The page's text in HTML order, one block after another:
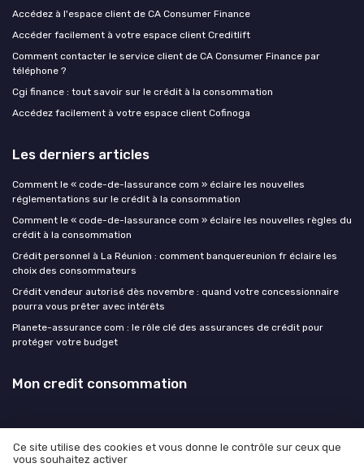
Accédez à l'espace client de CA Consumer Finance
Accéder facilement à votre espace client Creditlift
Comment contacter le service client de CA Consumer Finance par
téléphone ?
Cgi finance : tout savoir sur le crédit à la consommation
Accédez facilement à votre espace client Cofinoga
Les derniers articles
Comment le « code-de-lassurance com » éclaire les nouvelles
réglementations sur le crédit à la consommation
Comment le « code-de-lassurance com » éclaire les nouvelles règles du
crédit à la consommation
Crédit personnel à La Réunion : comment banquereunion fr éclaire les
choix des consommateurs
Crédit vendeur autorisé dès novembre : quand votre concessionnaire
pourra vous prêter avec intérêts
Planete-assurance com : le rôle clé des assurances de crédit pour
protéger votre budget
Mon credit consommation
Mentions légales
Ce site utilise des cookies et vous donne le contrôle sur ceux que
vous souhaitez activer